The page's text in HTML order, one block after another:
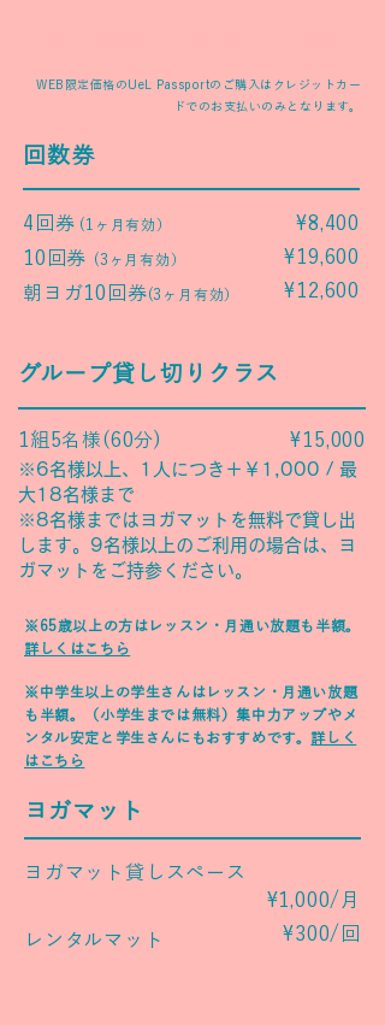
WEB限定価格のUeL Passportのご購入はクレジットカー
ドでのお支払いのみとなります。
回数券
4回券 (1ヶ月有効）
10回券 (3ヶ月有効）
朝ヨガ10回券(3ヶ月有効）
¥8,400
¥19,600
​¥12,600
グループ貸し切りクラス
1組5名様(60分)
※6名様以上、1人につき＋￥1,000 / 最
大18名様まで
※8名様まではヨガマットを無料で貸し出
します。9名様以上のご利用の場合は、ヨ
ガマットをご持参ください。
¥15,000
​※65歳以上の方 はレッスン・月通い放題も半額。
詳しくはこちら
​※中学生以上の学生さんはレッスン・月通い放題
も半額。（小学生までは無料）​集中力アップやメ
ンタル安定と学生さんにもおすすめです。詳しく
はこちら
ヨガマット
ヨガマット貸しスペース
​レンタルマット
¥1,000/月
¥300/回